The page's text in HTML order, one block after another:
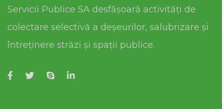
Servicii Publice SA desfășoară activități de
colectare selectivă a deșeurilor, salubrizare și
întreținere străzi și spații publice.